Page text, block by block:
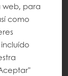
web, para
como